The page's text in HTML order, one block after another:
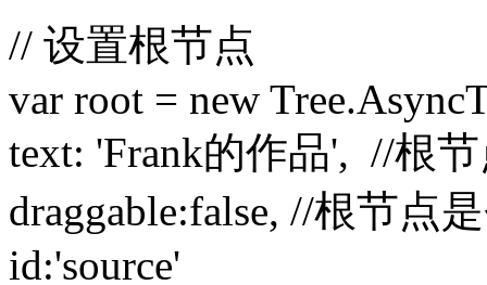
// 设置根节点
var root = new
text: 'Frank的作品', //根
draggable:false, //根节点
id:'source'